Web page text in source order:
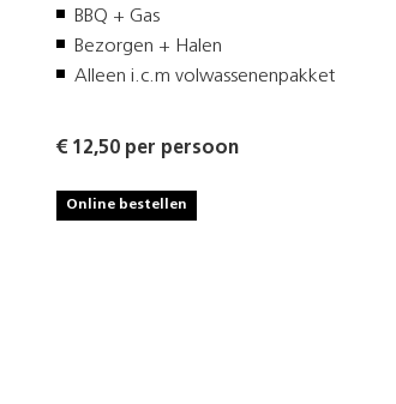
BBQ + Gas
Bezorgen + Halen
Alleen i.c.m volwassenenpakket
€ 12,50 per persoon
Online bestellen